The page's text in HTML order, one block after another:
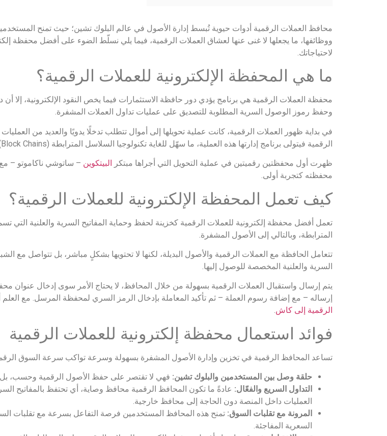
محافظ العملات الرقمية أدوات حيوية تُبسط إدارة الأصول في عالم البلوك تشين؛ حيث تمنح
ووظائفها، ما يجعلها لا غنى عنها لعشاق العملات الرقمية، فيما يلي نسلّط الضوء على أفضل محفظة
لاحتياجاتك.
ما هي المحفظة الإلكترونية للعملات الرقمية؟
محفظة العملات الرقمية هي برنامج يؤدي دور حافظة الاستثمارات فيما يخص النقود الإلكترونية، إلا
وحفظ رموز الوصول السرية المطلوبة للتصديق على عمليات تداول العملات المشفرة.
في بداية ظهور العملات الرقمية، كانت عملية تحويلها إلى أموال تتطلب تدخلًا يدويًا والعديد من
الرقمية فيتولى برنامج إدارتها هذه العملية، ما سهّل للغاية تكنولوجيا السلاسل المترابطة (Block Chains) للمستخدمين العاديين.
ظهرت أول محفظتين رقميتين في عملية التحويل التي أجراها مبتكر البيتكوين
محفظته كتجربة أولى.
كيف تعمل المحفظة الإلكترونية للعملات الرقمية؟
تعمل أفضل محفظة إلكترونية للعملات الرقمية كخزينة لحفظ وحماية المفاتيح السرية والعلنية التي
المترابطة، وبالتالي إلى الأصول المشفرة.
تتعامل الحافظة مع العملات الرقمية والأصول البديلة، لكنها لا تحتويها بشكلٍ مباشر، بل تتواصل مع
السرية والعلنية المخصصة للوصول إليها.
يتم إرسال واستقبال العملات الرقمية بسهولة من خلال المحافظ، لا يحتاج الأمر سوى إدخال عنوان
إرساله – مع إضافة رسوم العملة – ثم تأكيد المعاملة بإدخال الرمز السري لمحفظة المرسل. مع العلم
الرقمية إلى كاش.
فوائد استعمال محفظة إلكترونية للعملات الرقمية
تساعد المحافظ الرقمية في تخزين وإدارة الأصول المشفرة بسهولة وسرعة تواكب سرعة السوق
حلقة وصل بين المستخدمين والبلوك تشين: فهي لا تقتصر على حفظ الأصول الرقمية وحسب، بل
التداول السريع والفعّال: عادةً ما تكون المحافظ الرقمية محافظ وصاية، أي تحتفظ بالمفاتيح
العمليات داخل المنصة دون الحاجة إلى محافظ خارجية.
المرونة مع تقلبات السوق: تمنح هذه المحافظ المستخدمين فرصة التفاعل بسرعة مع تقلبات
السعرية المفاجئة.